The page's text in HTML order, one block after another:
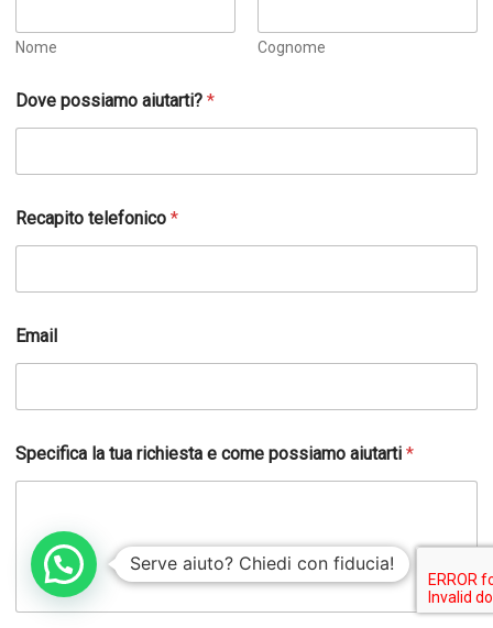
Nome Cognome
Dove possiamo aiutarti?*
Recapito telefonico*
Email
Specifica la tua richiesta e come possiamo aiutarti*
Serve aiuto? Chiedi con fiducia!